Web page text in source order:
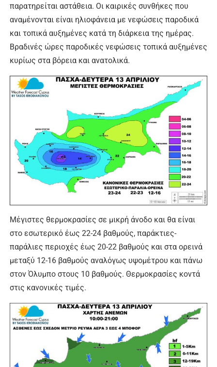
παρατηρείται αστάθεια. Οι καιρικές συνθήκες που
αναμένονται είναι ηλιοφάνεια με νεφώσεις παροδικά
και τοπικά αυξημένες κατά τη διάρκεια της ημέρας.
Βραδινές ώρες παροδικές νεφώσεις τοπικά αυξημένες
κυρίως στα βόρεια και ανατολικά.
Μέγιστες θερμοκρασίες σε μικρή άνοδο και θα είναι
στο εσωτερικό έως 22-24 βαθμούς, παράκτιες-
παράλιες περιοχές έως 20-22 βαθμούς και στα ορεινά
μεταξύ 12-16 βαθμούς αναλόγως υψομέτρου και πάνω
στον Όλυμπο στους 10 βαθμούς. Θερμοκρασίες κοντά
στις κανονικές τιμές.